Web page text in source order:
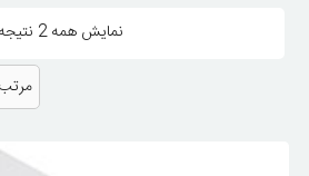
نمایش همه 2 نتیجه